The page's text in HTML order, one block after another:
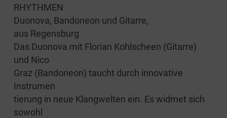
RHYTHMEN
Duo­no­va, Ban­do­ne­on und Gitarre,
aus Regensburg
Das Duo­no­va mit Flo­ri­an Kohl­scheen (Gitar­re)
und Nico
Graz (Ban­do­ne­on) taucht durch inno­va­ti­ve
Instrumen
tie­rung in neue Klang­wel­ten ein. Es wid­met sich
sowohl